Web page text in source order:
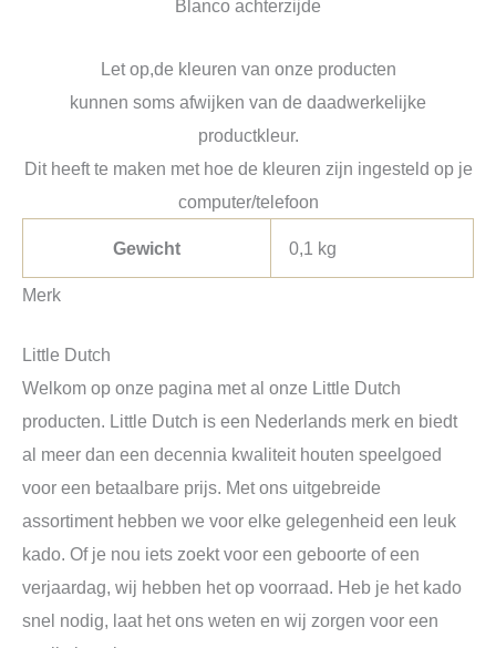
Blanco achterzijde
Let op,de kleuren van onze producten
kunnen soms afwijken van de daadwerkelijke
productkleur.
Dit heeft te maken met hoe de kleuren zijn ingesteld op je
computer/telefoon
Gewicht 0,1 kg
Merk
Little Dutch
Welkom op onze pagina met al onze Little Dutch
producten. Little Dutch is een Nederlands merk en biedt
al meer dan een decennia kwaliteit houten speelgoed
voor een betaalbare prijs. Met ons uitgebreide
assortiment hebben we voor elke gelegenheid een leuk
kado. Of je nou iets zoekt voor een geboorte of een
verjaardag, wij hebben het op voorraad. Heb je het kado
snel nodig, laat het ons weten en wij zorgen voor een